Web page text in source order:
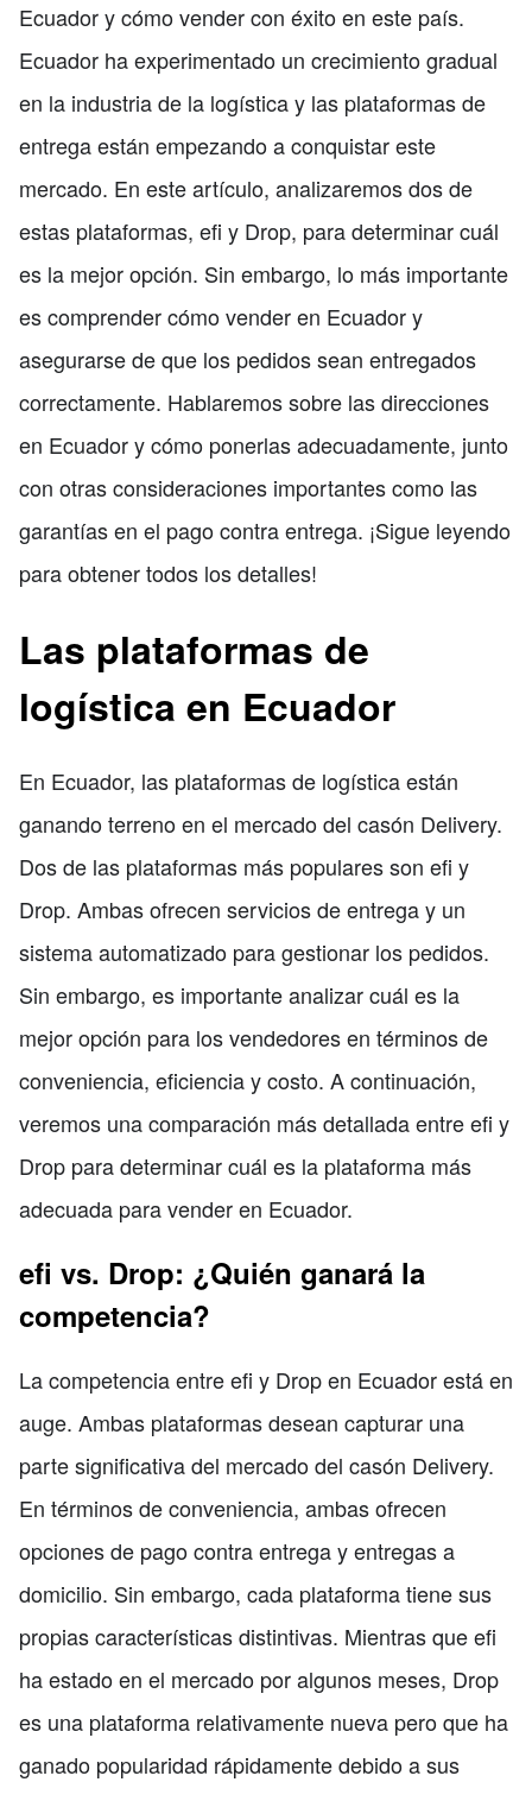
Ecuador y cómo vender con éxito en este país.
Ecuador ha experimentado un crecimiento gradual
en la industria de la logística y las plataformas de
entrega están empezando a conquistar este
mercado. En este artículo, analizaremos dos de
estas plataformas, efi y Drop, para determinar cuál
es la mejor opción. Sin embargo, lo más importante
es comprender cómo vender en Ecuador y
asegurarse de que los pedidos sean entregados
correctamente. Hablaremos sobre las direcciones
en Ecuador y cómo ponerlas adecuadamente, junto
con otras consideraciones importantes como las
garantías en el pago contra entrega. ¡Sigue leyendo
para obtener todos los detalles!
Las plataformas de
logística en Ecuador
En Ecuador, las plataformas de logística están
ganando terreno en el mercado del casón Delivery.
Dos de las plataformas más populares son efi y
Drop. Ambas ofrecen servicios de entrega y un
sistema automatizado para gestionar los pedidos.
Sin embargo, es importante analizar cuál es la
mejor opción para los vendedores en términos de
conveniencia, eficiencia y costo. A continuación,
veremos una comparación más detallada entre efi y
Drop para determinar cuál es la plataforma más
adecuada para vender en Ecuador.
efi vs. Drop: ¿Quién ganará la
competencia?
La competencia entre efi y Drop en Ecuador está en
auge. Ambas plataformas desean capturar una
parte significativa del mercado del casón Delivery.
En términos de conveniencia, ambas ofrecen
opciones de pago contra entrega y entregas a
domicilio. Sin embargo, cada plataforma tiene sus
propias características distintivas. Mientras que efi
ha estado en el mercado por algunos meses, Drop
es una plataforma relativamente nueva pero que ha
ganado popularidad rápidamente debido a sus